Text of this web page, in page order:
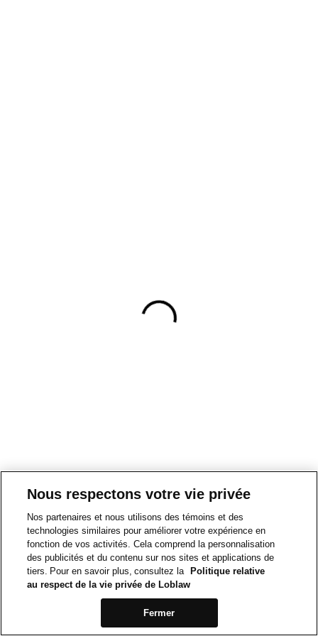
Nous respectons votre vie privée
Nos partenaires et nous utilisons des témoins et des
technologies similaires pour améliorer votre expérience en
fonction de vos activités. Cela comprend la personnalisation
des publicités et du contenu sur nos sites et applications de
tiers. Pour en savoir plus, consultez la
Politique relative
au respect de la vie privée de Loblaw
Fermer